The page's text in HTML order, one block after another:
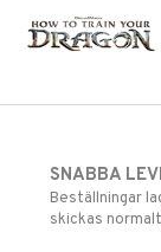
SNABBA
Beställningar
skickas